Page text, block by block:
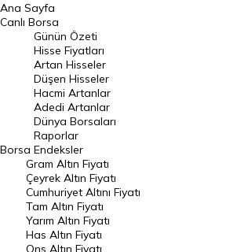
BIST 100 Hisseleri
En Çok Artan Hisseler
En Çok Düşen Hisseler
Hacmi Artanlar
Geçmiş Kapanışlar
Dünya Borsaları
Raporlar
Endeksler
DÖVİZ
Ana Sayfa
Canlı Borsa
Borsa
Günün Özeti
Hisse Fiyatları
Artan Hisseler
Düşen Hisseler
Hacmi Artanlar
Adedi Artanlar
Dünya Borsaları
Raporlar
Endeksler
Gram Altın Fiyatı
Çeyrek Altın Fiyatı
Cumhuriyet Altını Fiyatı
Tam Altın Fiyatı
Yarım Altın Fiyatı
Has Altın Fiyatı
Ons Altın Fiyatı